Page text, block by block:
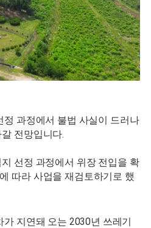
정 과정에서 불법 사실이 드러나
전망입니다.
선정 과정에서 위장 전입을 확
따라 사업을 재검토하기로 했
지연돼 오는 2030년 쓰레기